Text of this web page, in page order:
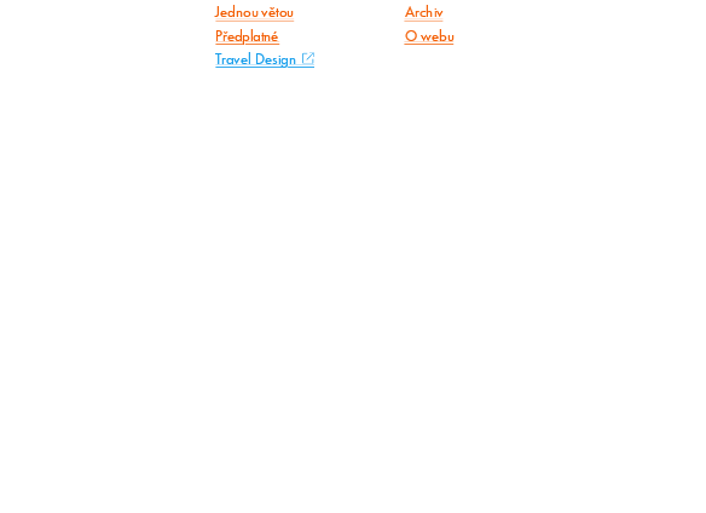
Jednou větou
Archiv
Předplatné O webu
Travel Design